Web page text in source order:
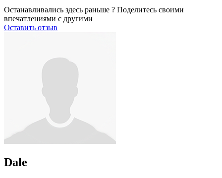
Останавливались здесь раньше ? Поделитесь своими
впечатлениями с другими
Оставить отзыв
Dale